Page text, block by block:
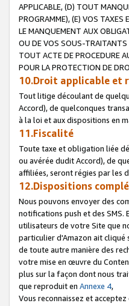
APPLICABLE, (D) TOUT
PROGRAMME), (E) VOS TAXES
LE MANQUEMENT AUX
OU DE VOS SOUS-TRAITANTS
TOUT ACTE DE PROCEDURE
POUR LA PROTECTION DE
10.Droit applicable et
Tout litige découlant de
Accord), de quelconques
à la loi et aux dispositions en
11.Fiscalité
Toute taxe et obligation liée
ou avérée dudit Accord), de
affiliées, seront régies par les
12.Dispositions
Nous pouvons envoyer des
notifications push et des
utilisateurs de votre Site que
particulier d'Amazon ait cliqué
de toute autre manière des
votre mise en œuvre du
plus sur la façon dont nous
que reproduit en Annexe 4,
Vous reconnaissez et